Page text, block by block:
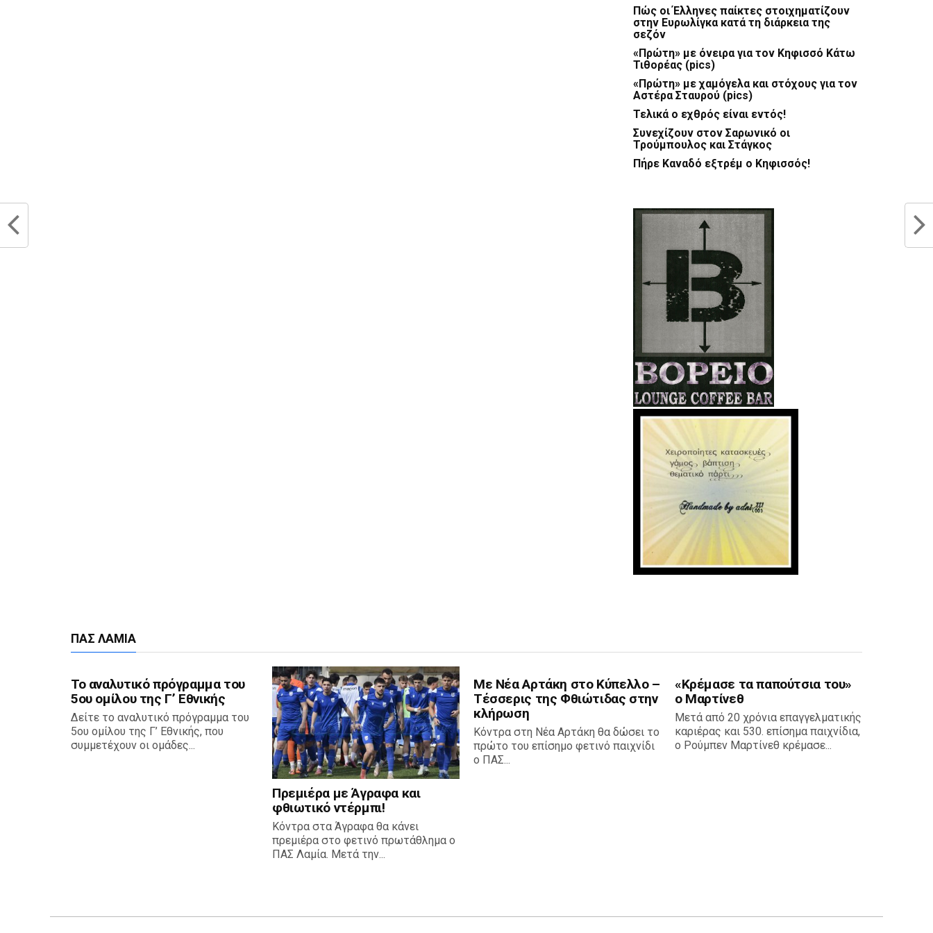
Πώς οι Έλληνες παίκτες στοιχηματίζουν
στην Ευρωλίγκα κατά τη διάρκεια της
σεζόν
«Πρώτη» με όνειρα για τον Κηφισσό Κάτω
Τιθορέας (pics)
«Πρώτη» με χαμόγελα και στόχους για τον
Αστέρα Σταυρού (pics)
Τελικά ο εχθρός είναι εντός!
Συνεχίζουν στον Σαρωνικό οι
Τρούμπουλος και Στάγκος
Πήρε Καναδό εξτρέμ ο Κηφισσός!
ΠΑΣ ΛΑΜΊΑ
Το αναλυτικό πρόγραμμα του
5ου ομίλου της Γ’ Εθνικής
Δείτε το αναλυτικό πρόγραμμα του
5ου ομίλου της Γ’ Εθνικής, που
συμμετέχουν οι ομάδες...
Πρεμιέρα με Άγραφα και
φθιωτικό ντέρμπι!
Κόντρα στα Άγραφα θα κάνει
πρεμιέρα στο φετινό πρωτάθλημα ο
ΠΑΣ Λαμία. Μετά την...
Με Νέα Αρτάκη στο Κύπελλο –
Τέσσερις της Φθιώτιδας στην
κλήρωση
Κόντρα στη Νέα Αρτάκη θα δώσει το
πρώτο του επίσημο φετινό παιχνίδι
ο ΠΑΣ...
«Κρέμασε τα παπούτσια του»
ο Μαρτίνεθ
Μετά από 20 χρόνια επαγγελματικής
καριέρας και 530. επίσημα παιχνίδια,
ο Ρούμπεν Μαρτίνεθ κρέμασε...